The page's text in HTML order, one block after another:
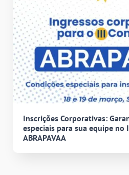
Inscrições Corporativas:
especiais para sua equipe no
ABRAPAVAA